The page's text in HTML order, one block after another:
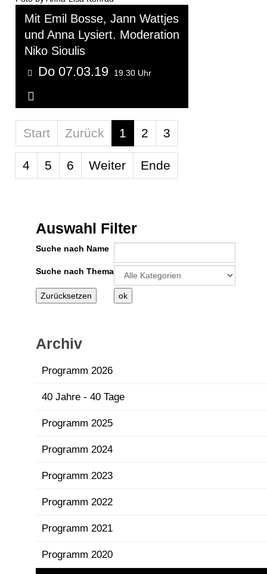
Mit Emil Bosse, Jann Wattjes
und Anna Lysiert. Moderation
Niko Sioulis
Do 07.03.19 19.30 Uhr
Start Zurück 1 2 3
4 5 6 Weiter Ende
Auswahl Filter
Suche nach Name
Suche nach Thema Eine Kategorie auswählen um die
Archiv
Programm 2026
40 Jahre - 40 Tage
Programm 2025
Programm 2024
Programm 2023
Programm 2022
Programm 2021
Programm 2020